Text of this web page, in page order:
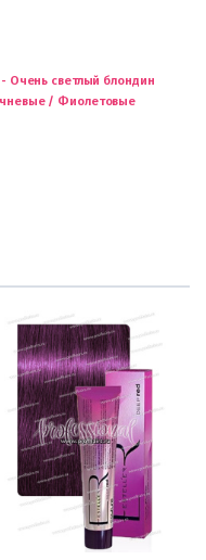
- Очень светлый блондин
/ Фиолетовые